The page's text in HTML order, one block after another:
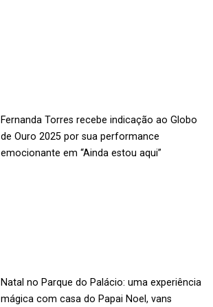
Fernanda Torres recebe indicação ao Globo
de Ouro 2025 por sua performance
emocionante em “Ainda estou aqui”
Natal no Parque do Palácio: uma experiência
mágica com casa do Papai Noel, vans